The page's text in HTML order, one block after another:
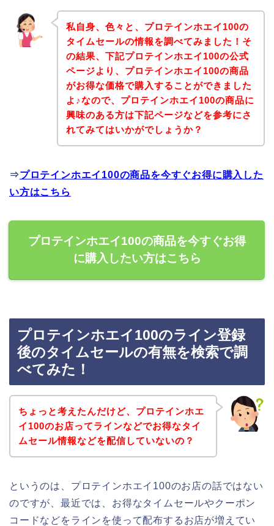
私自身、色々と、プロテインホエイ100の
タイムセールの情報を調べてみました！そ
の結果、下記プロテインホエイ100の公式
ページより、プロテインホエイ100の商品
がお得な価格で購入することができました
よ♪なので、プロテインホエイ100の商品に
興味のある方は下記ページなどを参考にさ
れてみてはいかがでしょうか？
⇒プロテインホエイ100の商品を今すぐお得に購入した
い方はこちら
プロテインホエイ100の商品を今すぐお得
に購入したい方はこちら
プロテインホエイ100のライン登録
後のタイムセールの有無を検索で調
べてみた！
ちょっと考えたんだけど、プロテインホエ
イ100のお店ってラインなどでお得なタイ
ムセール情報などを配信していないの？
というのは、プロテインホエイ100のお店の話ではない
のですが、最近では、お得なタイムセールやクーポン
コードなどをラインを使って配布するお店が増えてい